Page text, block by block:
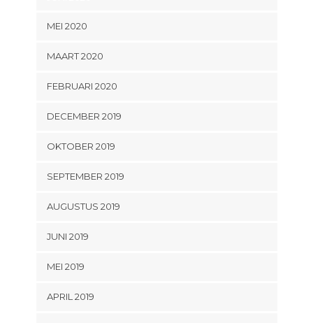
MEI 2020
MAART 2020
FEBRUARI 2020
DECEMBER 2019
OKTOBER 2019
SEPTEMBER 2019
AUGUSTUS 2019
JUNI 2019
MEI 2019
APRIL 2019